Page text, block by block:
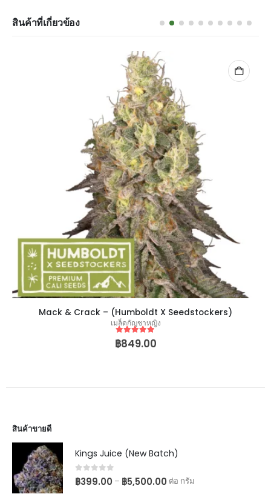
สินค้าที่เกี่ยวข้อง
Mack & Crack – (Humboldt X Seedstockers)
เมล็ดกัญชาหญิง
5out of 5
฿849.00
สินค้าขายดี
Kings Juice (New Batch)
0out of 5
฿399.00 – ฿5,500.00 ต่อ กรัม